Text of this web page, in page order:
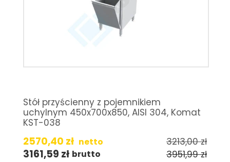
Stół przyścienny z pojemnikiem
uchylnym 450x700x850, AISI 304, Komat
KST-038
2570,40 zł netto 3213,00zł
3161,59 zł brutto 3951,99zł